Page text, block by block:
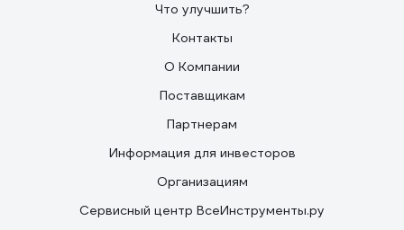
Что улучшить?
Контакты
О Компании
Поставщикам
Партнерам
Информация для инвесторов
Организациям
Сервисный центр ВсеИнструменты.ру